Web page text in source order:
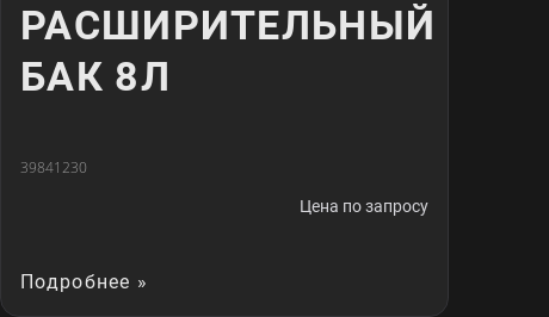
РАСШИРИТЕЛЬНЫЙ
БАК 8Л
39841230
Цена по запросу
Подробнее »